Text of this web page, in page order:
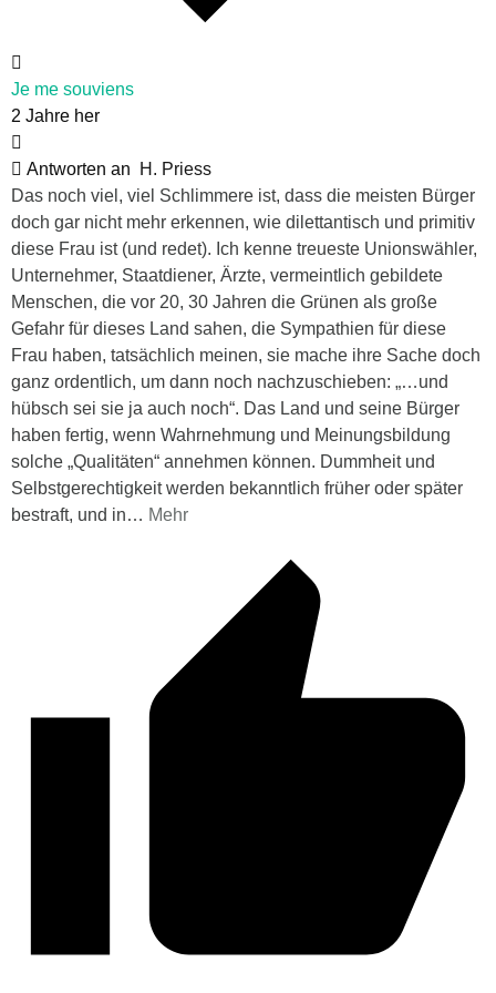
Je me souviens
2 Jahre her
Antworten an
H. Priess
Das noch viel, viel Schlimmere ist, dass die meisten Bürger
doch gar nicht mehr erkennen, wie dilettantisch und primitiv
diese Frau ist (und redet). Ich kenne treueste Unionswähler,
Unternehmer, Staatdiener, Ärzte, vermeintlich gebildete
Menschen, die vor 20, 30 Jahren die Grünen als große
Gefahr für dieses Land sahen, die Sympathien für diese
Frau haben, tatsächlich meinen, sie mache ihre Sache doch
ganz ordentlich, um dann noch nachzuschieben: „…und
hübsch sei sie ja auch noch“. Das Land und seine Bürger
haben fertig, wenn Wahrnehmung und Meinungsbildung
solche „Qualitäten“ annehmen können. Dummheit und
Selbstgerechtigkeit werden bekanntlich früher oder später
bestraft, und in… Mehr